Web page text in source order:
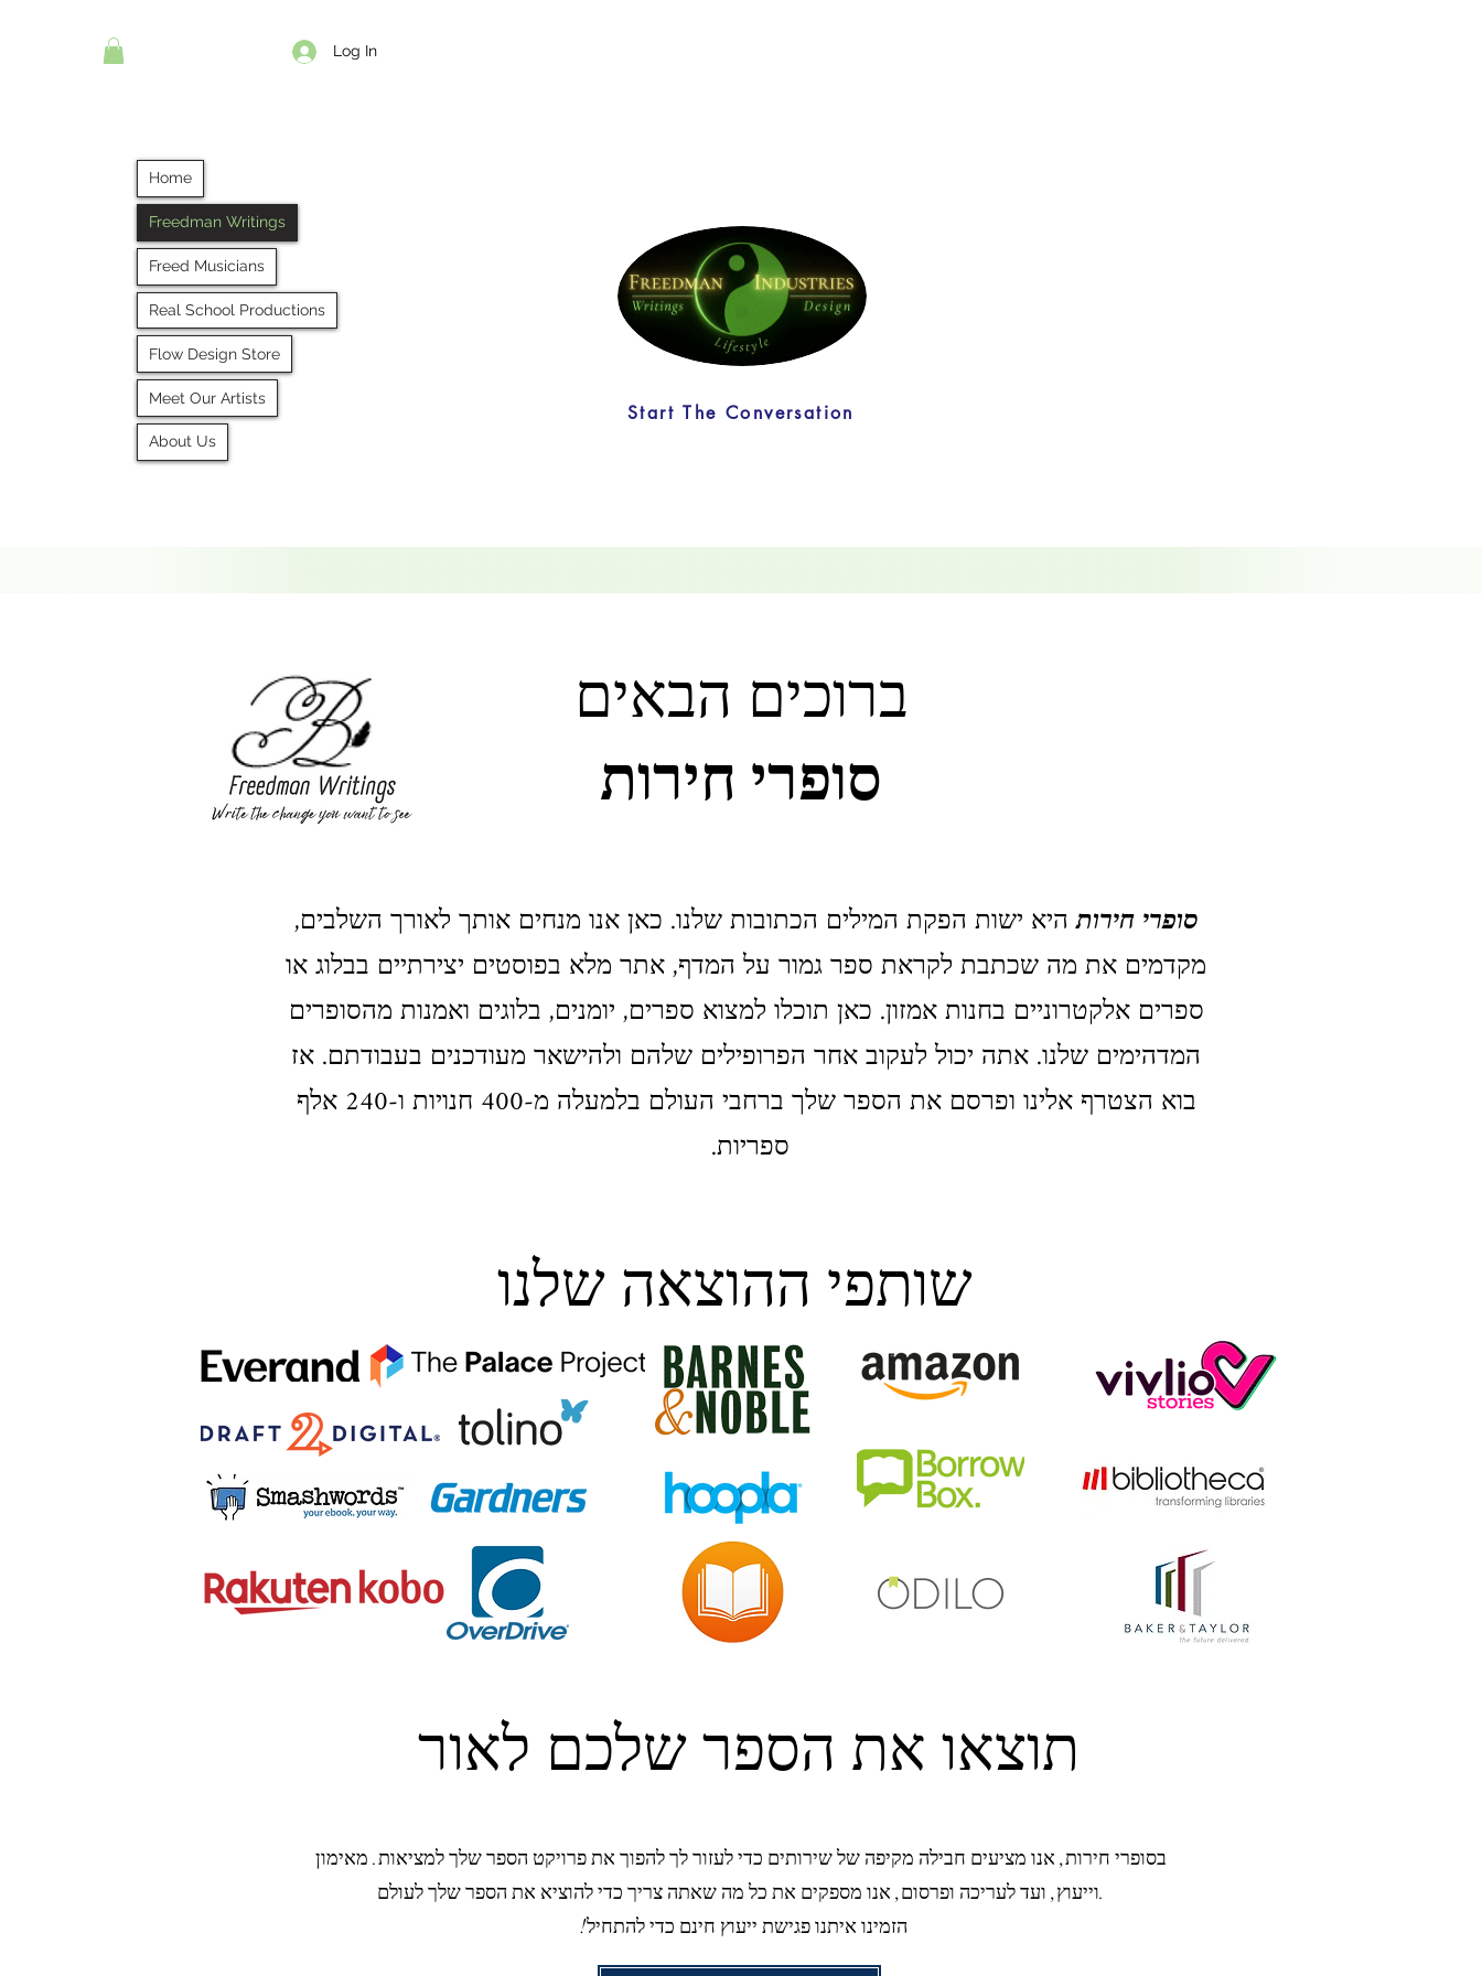
Log In
Home
Freedman Writings
Freed Musicians
Real School Productions
Flow Design Store
Meet Our Artists
About Us
Start The Conversation
ברוכים הבאים
סופרי חירות
סופרי חירותהיא ישות הפקת המילים הכתובות שלנו. כאן אנו מנחים אותך לאורך השלבים,
מקדמים את מה שכתבת לקראת ספר גמור על המדף, אתר מלא בפוסטים יצירתיים בבלוג או
ספרים אלקטרוניים בחנות אמזון. כאן תוכלו למצוא ספרים, יומנים, בלוגים ואמנות מהסופרים
המדהימים שלנו. אתה יכול לעקוב אחר הפרופילים שלהם ולהישאר מעודכנים בעבודתם. אז
בוא הצטרף אלינו ופרסם את הספר שלך ברחבי העולם בלמעלה מ-400 חנויות ו-240 אלף
ספריות.
שותפי ההוצאה שלנו
תוצאו את הספר שלכם לאור
בסופרי חירות, אנו מציעים חבילה מקיפה של שירותים כדי לעזור לך להפוך את פרויקט הספר שלך למציאות. מאימון
וייעוץ, ועד לעריכה ופרסום, אנו מספקים את כל מה שאתה צריך כדי להוציא את הספר שלך לעולם.
הזמינו איתנו פגישת ייעוץ חינם כדי להתחיל!